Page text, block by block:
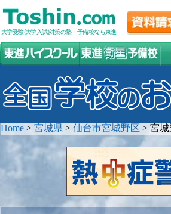
大学受験(大学入試)対策の塾・予備校なら東進
Home > 宮城県 > 仙台市宮城野区 > 宮城